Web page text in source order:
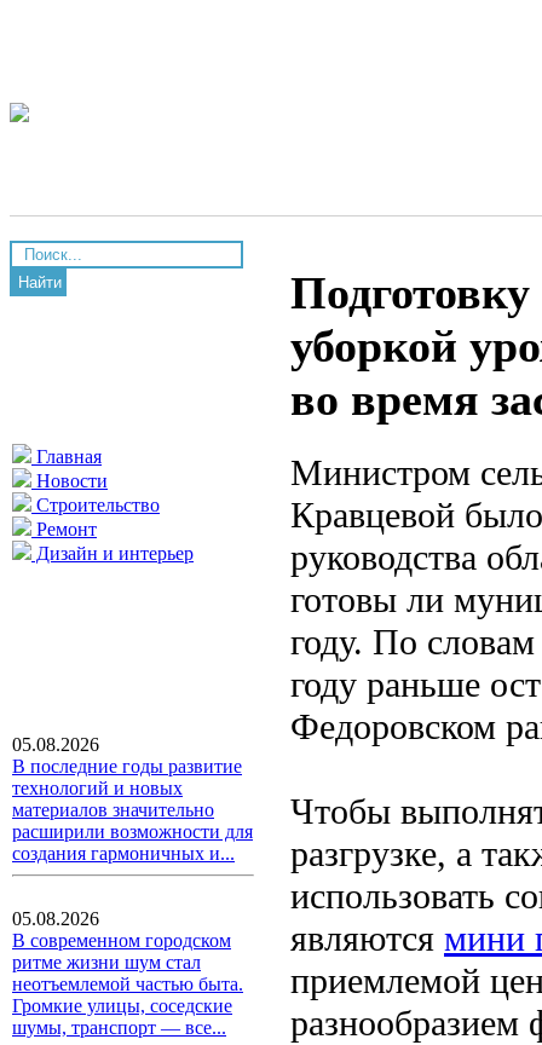
Найти
Главная
Новости
Строительство
Ремонт
Дизайн и интерьер
05.08.2026
В последние годы развитие
технологий и новых
материалов значительно
расширили возможности для
создания гармоничных и...
05.08.2026
В современном городском
ритме жизни шум стал
неотъемлемой частью быта.
Громкие улицы, соседские
шумы, транспорт — все...
Подготовку
уборкой
во время
Министром
Кравцевой
руководства
готовы ли
году. По
году раньше
Федоровском
Чтобы
разгрузке, а
использовать
являются мини
приемлемой